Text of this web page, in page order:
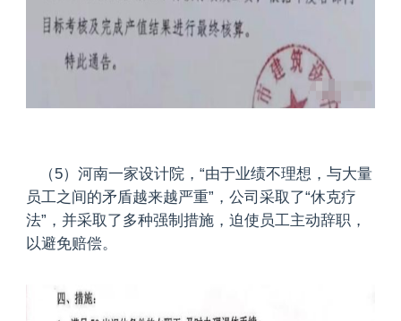
（5）河南一家设计院，“由于业绩不理想，与大量
员工之间的矛盾越来越严重”，公司采取了“休克疗
法”，并采取了多种强制措施，迫使员工主动辞职，
以避免赔偿。